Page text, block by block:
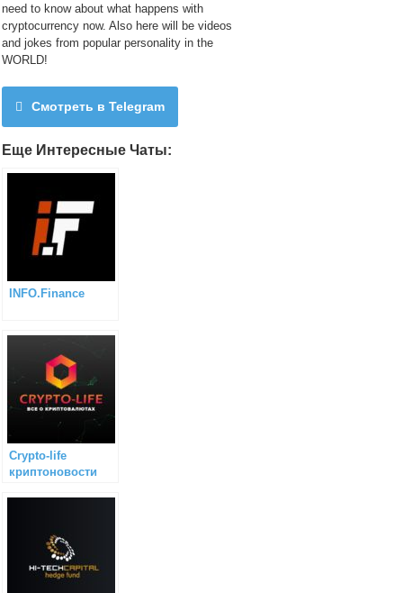
need to know about what happens with
cryptocurrency now. Also here will be videos
and jokes from popular personality in the
WORLD!
Смотреть в Telegram
Еще Интересные Чаты:
INFO.Finance
Сrypto-life
криптоновости